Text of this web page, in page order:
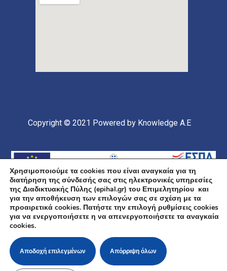
Copyright © 2021 Powered by Knowledge A.E
Υποέργο 1 Πράξης: «Ανάπτυξη και Αναβάθμιση
Ηλεκτρονικής Υποδομής και Ψηφιακών Υπηρεσιών του
Επιμελητηρίου Χαλκιδικής» Επιχειρησιακό Πρόγραμμα
«Κεντρική Μακεδονία» Συγχρηματοδοτείται από την
Ευρωπαϊκή Ένωση (Ευρωπαϊκό Ταμείο Περιφερειακής
Ανάπτυξης ΕΤΠΑ) και από εθνικούς πόρους μέσω του
ΠΔΕ
Χρησιμοποιούμε τα cookies που είναι αναγκαία για τη
διατήρηση της σύνδεσής σας στις ηλεκτρονικές υπηρεσίες
της Διαδικτυακής Πύλης (epihal.gr) του Επιμελητηρίου και
για την αποθήκευση των επιλογών σας σε σχέση με τα
προαιρετικά cookies. Πατήστε την επιλογή ρυθμίσεις cookies
για να ενεργοποιήσετε η να απενεργοποιήσετε τα αναγκαία
cookies.
Αποδοχή επιλεγμένων Απόρριψη όλων